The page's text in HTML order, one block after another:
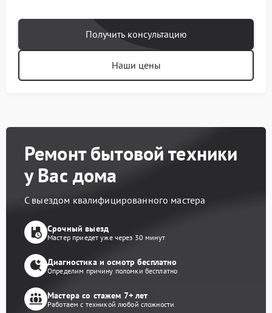
Получить консультацию
Наши цены
Ремонт бытовой техники
у Вас дома
С выездом квалифицированного мастера
Срочный выезд
Мастер приедет уже через 30 минут
Диагностика и осмотр бесплатно
Определим причину поломки бесплатно
Мастера со стажем 7+ лет
Работаем с техникой любой сложности